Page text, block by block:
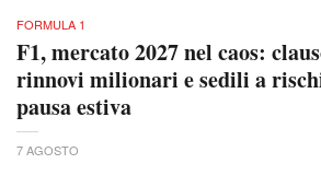
FORMULA 1
F1, mercato 2027 nel caos:
rinnovi milionari e sedili a
pausa estiva
7 AGOSTO